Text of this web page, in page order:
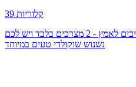
39 קלוריות
חטיפי נוטלה מבצק עלים שאתם חייבים לאמץ - 2 מצרכים בלבד ויש לכם
נשנוש שוקולדי טעים במיוחד